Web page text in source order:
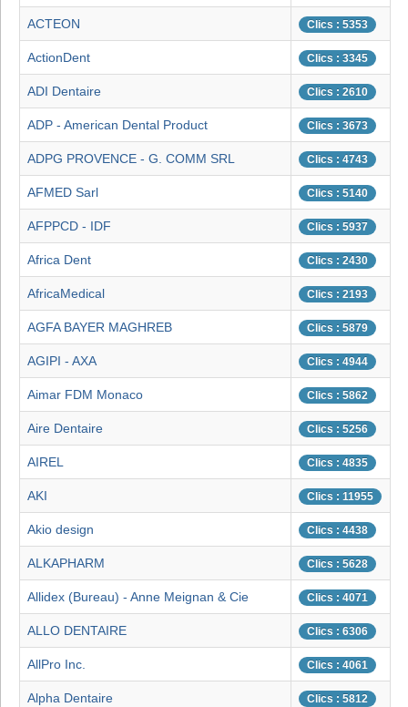
ACTEON Clics : 5353
ActionDent Clics : 3345
ADI Dentaire Clics : 2610
ADP - American Dental Product Clics : 3673
ADPG PROVENCE - G. COMM SRL Clics : 4743
AFMED Sarl Clics : 5140
AFPPCD - IDF Clics : 5937
Africa Dent Clics : 2430
AfricaMedical Clics : 2193
AGFA BAYER MAGHREB Clics : 5879
AGIPI - AXA Clics : 4944
Aimar FDM Monaco Clics : 5862
Aire Dentaire Clics : 5256
AIREL Clics : 4835
AKI Clics : 11955
Akio design Clics : 4438
ALKAPHARM Clics : 5628
Allidex (Bureau) - Anne Meignan & Cie Clics : 4071
ALLO DENTAIRE Clics : 6306
AllPro Inc. Clics : 4061
Alpha Dentaire Clics : 5812